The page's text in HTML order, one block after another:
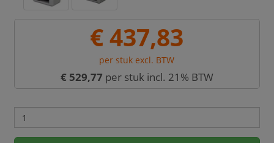
€ 437,83
per stuk excl. BTW
€ 529,77 per stuk incl. 21% BTW